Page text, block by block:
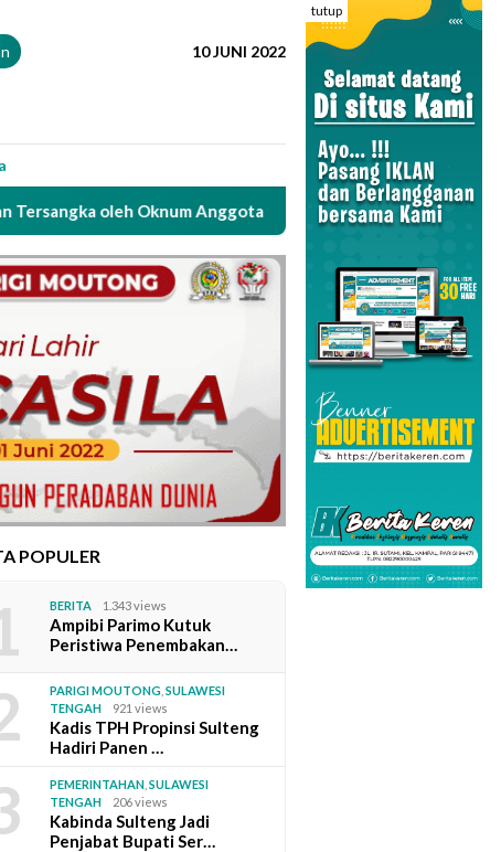
tutup
10 JUNI 2022
Oknum Anggota Polsek Parigi Oknum Anggota
POPULER
BERITA 1.343 views
Ampibi Parimo Kutuk
Peristiwa Penembakan…
PARIGI MOUTONG ,SULAWESI
TENGAH
921 views
Kadis TPH Propinsi Sulteng
Hadiri Panen …
PEMERINTAHAN ,SULAWESI
TENGAH
206 views
Kabinda Sulteng Jadi
Penjabat Bupati Ser…